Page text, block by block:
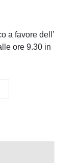
a favore dell’
ore 9.30 in